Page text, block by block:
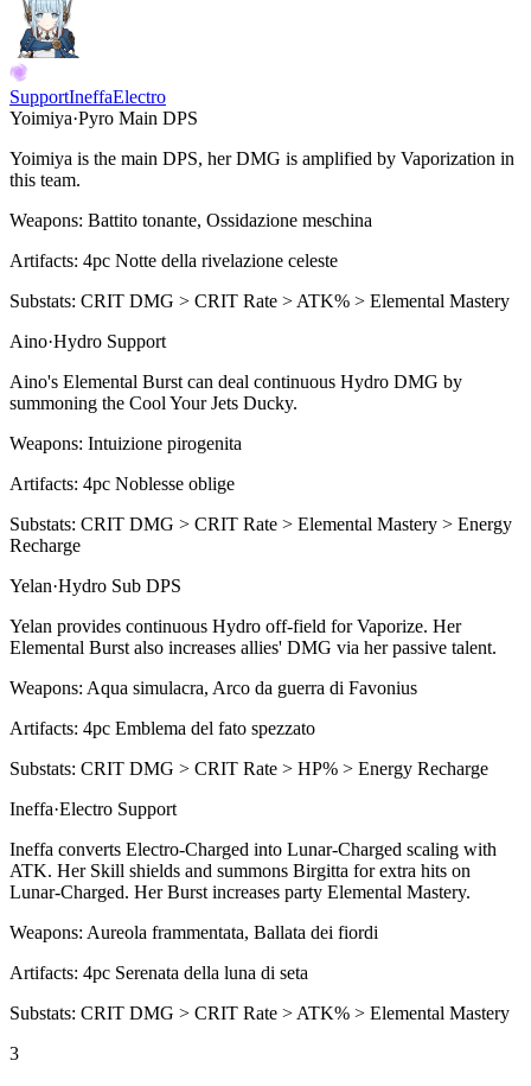
SupportIneffaElectro
Yoimiya·Pyro Main DPS
Yoimiya is the main DPS, her DMG is amplified by Vaporization in
this team.
Weapons: Battito tonante, Ossidazione meschina
Artifacts: 4pc Notte della rivelazione celeste
Substats: CRIT DMG > CRIT Rate > ATK% > Elemental Mastery
Aino·Hydro Support
Aino's Elemental Burstcan deal continuous Hydro DMG by
summoning the Cool Your Jets Ducky.
Weapons: Intuizione pirogenita
Artifacts: 4pc Noblesse oblige
Substats: CRIT DMG > CRIT Rate > Elemental Mastery > Energy
Recharge
Yelan·Hydro Sub DPS
Yelan provides continuous Hydro off-field forVaporize. Her
Elemental Burstalso increases allies' DMG via her passive talent.
Weapons: Aqua simulacra, Arco da guerra di Favonius
Artifacts: 4pc Emblema del fato spezzato
Substats: CRIT DMG > CRIT Rate > HP% > Energy Recharge
Ineffa·Electro Support
Ineffa converts Electro-Charged into Lunar-Charged scaling with
ATK. Her Skill shields and summons Birgitta for extra hits on
Lunar-Charged. HerBurstincreases party Elemental Mastery.
Weapons: Aureola frammentata, Ballata dei fiordi
Artifacts: 4pc Serenata della luna di seta
Substats: CRIT DMG > CRIT Rate > ATK% > Elemental Mastery
3